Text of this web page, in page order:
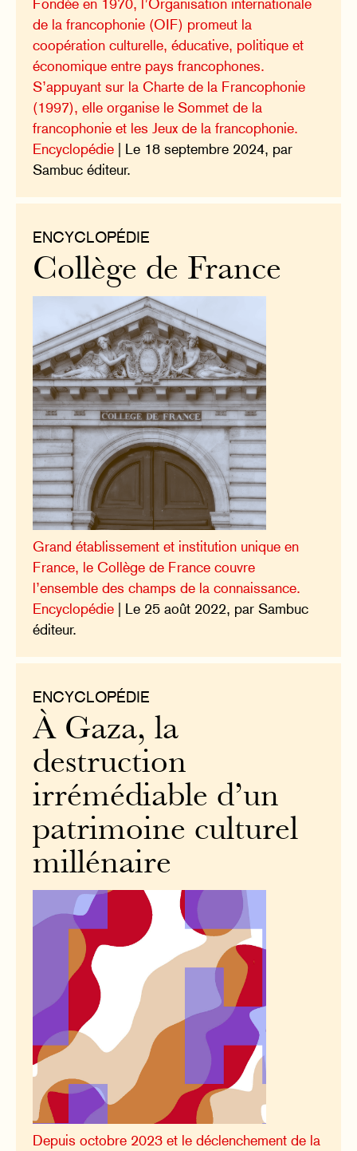
Fondée en 1970, l’Organisation internationale
de la francophonie (OIF) promeut la
coopération culturelle, éducative, politique et
économique entre pays francophones.
S’appuyant sur la Charte de la Francophonie
(1997), elle organise le Sommet de la
francophonie et les Jeux de la francophonie.
Encyclopédie | Le 18 septembre 2024, par
Sambuc éditeur.
ENCYCLOPÉDIE
Collège de France
Grand établissement et institution unique en
France, le Collège de France couvre
l’ensemble des champs de la connaissance.
Encyclopédie | Le 25 août 2022, par Sambuc
éditeur.
ENCYCLOPÉDIE
À Gaza, la
destruction
irrémédiable d’un
patrimoine culturel
millénaire
Depuis octobre 2023 et le déclenchement de la